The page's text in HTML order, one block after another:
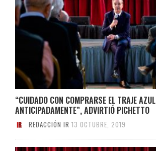
“CUIDADO CON COMPRARSE EL TRAJE AZUL
ANTICIPADAMENTE”, ADVIRTIÓ PICHETTO
REDACCIÓN IR 13 OCTUBRE, 2019